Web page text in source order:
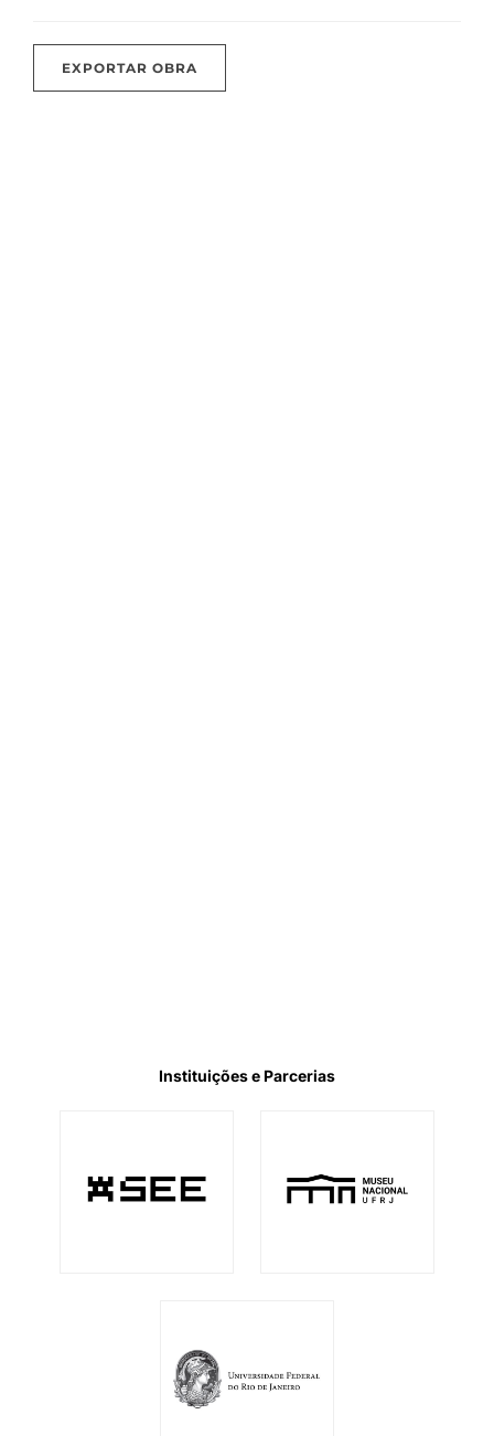
EXPORTAR OBRA
Instituições e Parcerias